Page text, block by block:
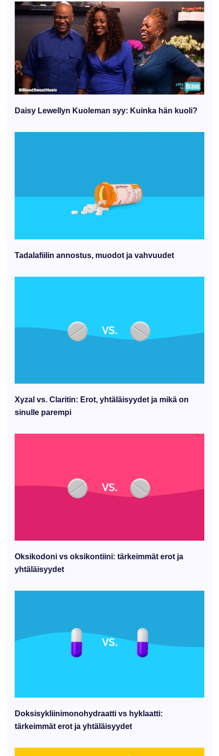
Daisy Lewellyn Kuoleman syy: Kuinka hän kuoli?
Tadalafiilin annostus, muodot ja vahvuudet
Xyzal vs. Claritin: Erot, yhtäläisyydet ja mikä on
sinulle parempi
Oksikodoni vs oksikontiini: tärkeimmät erot ja
yhtäläisyydet
Doksisykliinimonohydraatti vs hyklaatti:
tärkeimmät erot ja yhtäläisyydet